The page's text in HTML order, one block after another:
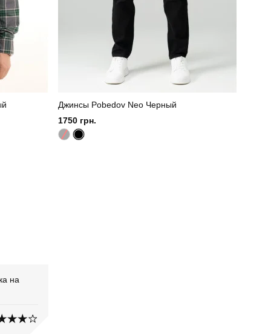
Джинсы Pobedov Neo Черный
1750 грн.
на